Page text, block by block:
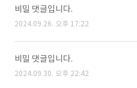
비밀 댓글입니다.
2024.09.26. 오후 17:22
비밀 댓글입니다.
2024.09.30. 오후 22:42